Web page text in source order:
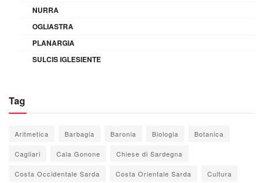
NURRA
OGLIASTRA
PLANARGIA
SULCIS IGLESIENTE
Tag
Aritmetica Barbagia Baronia Biologia Botanica
Cagliari Cala Gonone Chiese di Sardegna
Costa Occidentale Sarda Costa Orientale Sarda Cultura